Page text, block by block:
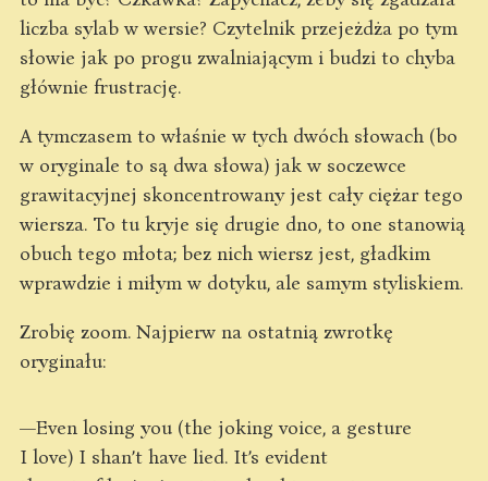
liczba sylab w wersie? Czytelnik przejeżdża po tym
słowie jak po progu zwalniającym i budzi to chyba
głównie frustrację.
A tymczasem to właśnie w tych dwóch słowach (bo
w oryginale to są dwa słowa) jak w soczewce
grawitacyjnej skoncentrowany jest cały ciężar tego
wiersza. To tu kryje się drugie dno, to one stanowią
obuch tego młota; bez nich wiersz jest, gładkim
wprawdzie i miłym w dotyku, ale samym styliskiem.
Zrobię zoom. Najpierw na ostatnią zwrotkę
oryginału:
—Even losing you (the joking voice, a gesture
I love) I shan’t have lied. It’s evident